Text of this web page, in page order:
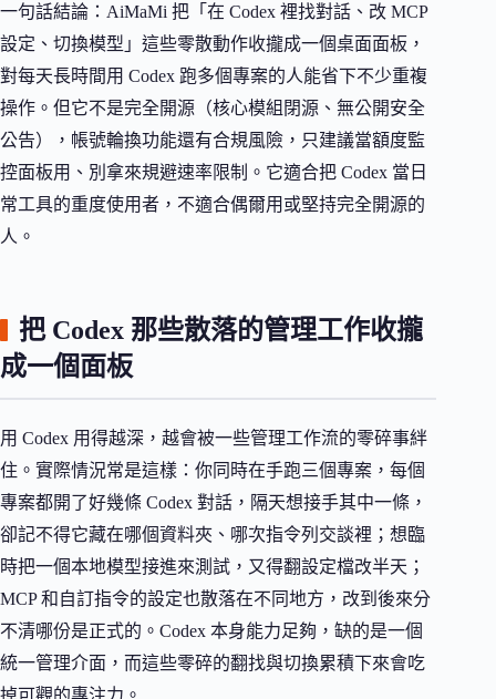
一句話結論：AiMaMi 把「在 Codex 裡找對話、改 MCP
設定、切換模型」這些零散動作收攏成一個桌面面板，
對每天長時間用 Codex 跑多個專案的人能省下不少重複
操作。但它不是完全開源（核心模組閉源、無公開安全
公告），帳號輪換功能還有合規風險，只建議當額度監
控面板用、別拿來規避速率限制。它適合把 Codex 當日
常工具的重度使用者，不適合偶爾用或堅持完全開源的
人。
把 Codex 那些散落的管理工作收攏
成一個面板
用 Codex 用得越深，越會被一些管理工作流的零碎事絆
住。實際情況常是這樣：你同時在手跑三個專案，每個
專案都開了好幾條 Codex 對話，隔天想接手其中一條，
卻記不得它藏在哪個資料夾、哪次指令列交談裡；想臨
時把一個本地模型接進來測試，又得翻設定檔改半天；
MCP 和自訂指令的設定也散落在不同地方，改到後來分
不清哪份是正式的。Codex 本身能力足夠，缺的是一個
統一管理介面，而這些零碎的翻找與切換累積下來會吃